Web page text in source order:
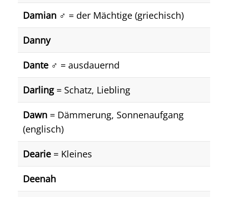
Damian ♂️ = der Mächtige (griechisch)
Danny
Dante ♂️ = ausdauernd
Darling= Schatz, Liebling
Dawn = Dämmerung, Sonnenaufgang
(englisch)
Dearie = Kleines
Deenah